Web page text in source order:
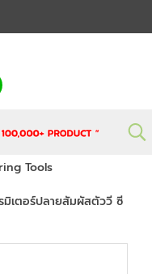
Tools
มิเตอร์ปลายสัมผัสตัววี ซี